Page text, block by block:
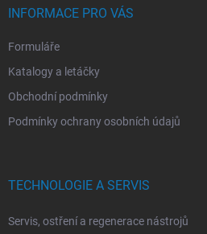
INFORMACE PRO VÁS
Formuláře
Katalogy a letáčky
Obchodní podmínky
Podmínky ochrany osobních údajů
TECHNOLOGIE A SERVIS
Servis, ostření a regenerace nástrojů